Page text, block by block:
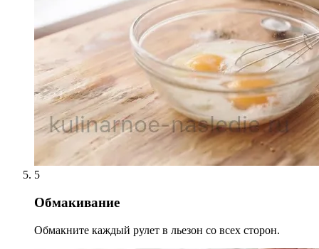
5
Обмакивание
Обмакните каждый рулет в льезон со всех сторон.